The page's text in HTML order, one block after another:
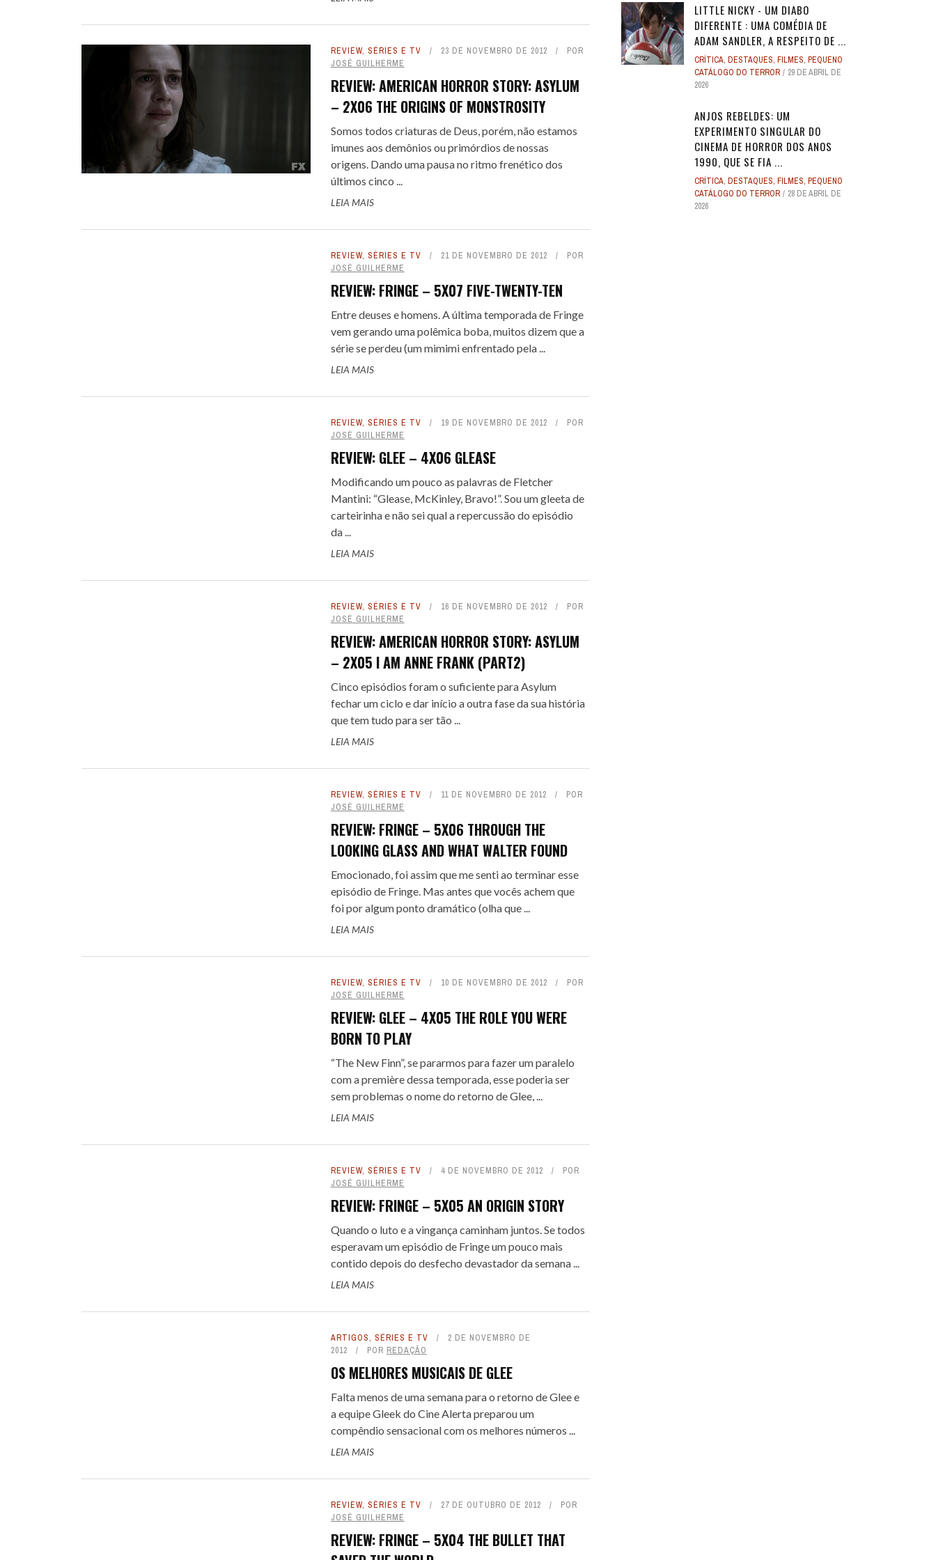
REVIEW, SÉRIES E TV 23 DE NOVEMBRO DE 2012
POR
JOSÉ GUILHERME
REVIEW: AMERICAN HORROR STORY: ASYLUM
– 2X06 THE ORIGINS OF MONSTROSITY
Somos todos criaturas de Deus, porém, não estamos
imunes aos demônios ou primórdios de nossas
origens. Dando uma pausa no ritmo frenético dos
últimos cinco ...
LEIA MAIS
REVIEW, SÉRIES E TV 21 DE NOVEMBRO DE 2012
POR
JOSÉ GUILHERME
REVIEW: FRINGE – 5X07 FIVE-TWENTY-TEN
Entre deuses e homens. A última temporada de Fringe
vem gerando uma polêmica boba, muitos dizem que a
série se perdeu (um mimimi enfrentado pela ...
LEIA MAIS
REVIEW, SÉRIES E TV 19 DE NOVEMBRO DE 2012
POR
JOSÉ GUILHERME
REVIEW: GLEE – 4X06 GLEASE
Modificando um pouco as palavras de Fletcher
Mantini: “Glease, McKinley, Bravo!”. Sou um gleeta de
carteirinha e não sei qual a repercussão do episódio
da ...
LEIA MAIS
REVIEW, SÉRIES E TV 16 DE NOVEMBRO DE 2012
POR
JOSÉ GUILHERME
REVIEW: AMERICAN HORROR STORY: ASYLUM
– 2X05 I AM ANNE FRANK (PART2)
Cinco episódios foram o suficiente para Asylum
fechar um ciclo e dar início a outra fase da sua história
que tem tudo para ser tão ...
LEIA MAIS
REVIEW, SÉRIES E TV 11 DE NOVEMBRO DE 2012
POR
JOSÉ GUILHERME
REVIEW: FRINGE – 5X06 THROUGH THE
LOOKING GLASS AND WHAT WALTER FOUND
Emocionado, foi assim que me senti ao terminar esse
episódio de Fringe. Mas antes que vocês achem que
foi por algum ponto dramático (olha que ...
LEIA MAIS
REVIEW, SÉRIES E TV 10 DE NOVEMBRO DE 2012
POR
JOSÉ GUILHERME
REVIEW: GLEE – 4X05 THE ROLE YOU WERE
BORN TO PLAY
“The New Finn”, se pararmos para fazer um paralelo
com a première dessa temporada, esse poderia ser
sem problemas o nome do retorno de Glee, ...
LEIA MAIS
REVIEW, SÉRIES E TV 4 DE NOVEMBRO DE 2012
POR
JOSÉ GUILHERME
REVIEW: FRINGE – 5X05 AN ORIGIN STORY
Quando o luto e a vingança caminham juntos. Se todos
esperavam um episódio de Fringe um pouco mais
contido depois do desfecho devastador da semana ...
LEIA MAIS
ARTIGOS, SÉRIES E TV
2 DE NOVEMBRO DE
2012
POR REDAÇÃO
OS MELHORES MUSICAIS DE GLEE
Falta menos de uma semana para o retorno de Glee e
a equipe Gleek do Cine Alerta preparou um
compêndio sensacional com os melhores números ...
LEIA MAIS
REVIEW, SÉRIES E TV 27 DE OUTUBRO DE 2012
POR
JOSÉ GUILHERME
REVIEW: FRINGE – 5X04 THE BULLET THAT
LITTLE NICKY - UM DIABO
DIFERENTE : UMA COMÉDIA DE
ADAM SANDLER, A RESPEITO DE ...
CRÍTICA, DESTAQUES, FILMES, PEQUENO
CATÁLOGO DO TERROR
29 DE ABRIL DE
2026
ANJOS REBELDES: UM
EXPERIMENTO SINGULAR DO
CINEMA DE HORROR DOS ANOS
1990, QUE SE FIA ...
CRÍTICA, DESTAQUES, FILMES, PEQUENO
CATÁLOGO DO TERROR
28 DE ABRIL DE
2026